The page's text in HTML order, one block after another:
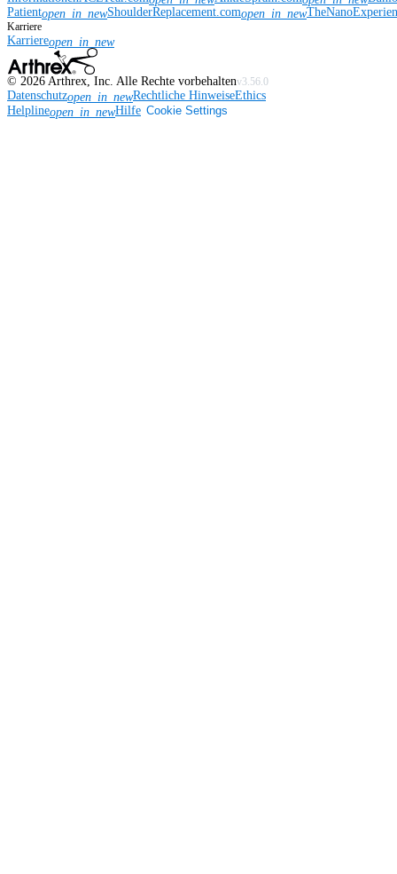
Patientopen_in_newShoulderReplacement.comopen_in_new
Karriere
Karriereopen_in_new
© 2026 Arthrex, Inc. Alle Rechte vorbehaltenv3.56.0
Datenschutzopen_in_newRechtliche HinweiseEthics
Helplineopen_in_newHilfe Cookie Settings